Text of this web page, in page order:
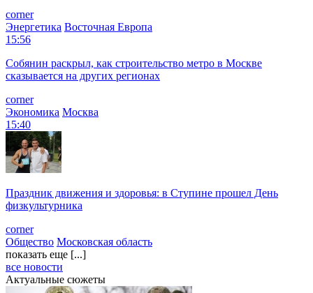
corner
Энергетика Восточная Европа
15:56
Собянин раскрыл, как строительство метро в Москве
сказывается на других регионах
corner
Экономика Москва
15:40
Праздник движения и здоровья: в Ступине прошел День
физкультурника
corner
Общество Московская область
показать еще [...]
все новости
Актуальные сюжеты